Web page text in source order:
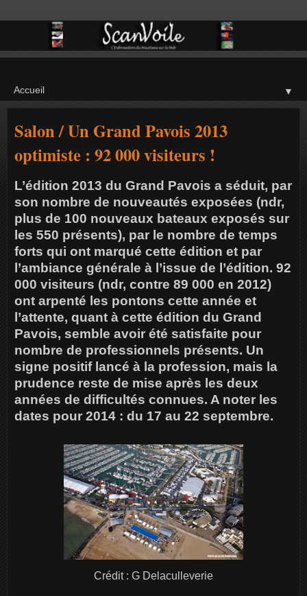
▼
Salon / Un Grand Pavois 2013
optimiste : 92 000 visiteurs !
L’édition 2013 du Grand Pavois a séduit, par
son nombre de nouveautés exposées (ndr,
plus de 100 nouveaux bateaux exposés sur
les 550 présents), par le nombre de temps
forts qui ont marqué cette édition et par
l’ambiance générale à l’issue de l’édition. 92
000 visiteurs (ndr, contre 89 000 en 2012)
ont arpenté les pontons cette année et
l’attente, quant à cette édition du Grand
Pavois, semble avoir été satisfaite pour
nombre de professionnels présents. Un
signe positif lancé à la profession, mais la
prudence reste de mise après les deux
années de difficultés connues. A noter les
dates pour 2014 : du 17 au 22 septembre.
Crédit : G Delaculleverie